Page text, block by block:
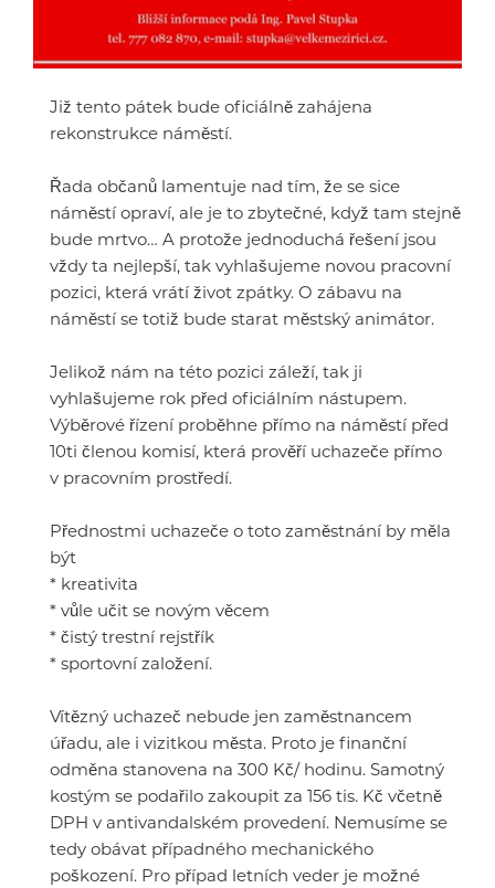
Již tento pátek bude oficiálně zahájena
rekonstrukce náměstí.
Řada občanů lamentuje nad tím, že se sice
náměstí opraví, ale je to zbytečné, když tam stejně
bude mrtvo… A protože jednoduchá řešení jsou
vždy ta nejlepší, tak vyhlašujeme novou pracovní
pozici, která vrátí život zpátky. O zábavu na
náměstí se totiž bude starat městský animátor.
Jelikož nám na této pozici záleží, tak ji
vyhlašujeme rok před oficiálním nástupem.
Výběrové řízení proběhne přímo na náměstí před
10ti členou komisí, která prověří uchazeče přímo
v pracovním prostředí.
Přednostmi uchazeče o toto zaměstnání by měla
být
* kreativita
* vůle učit se novým věcem
* čistý trestní rejstřík
* sportovní založení.
Vítězný uchazeč nebude jen zaměstnancem
úřadu, ale i vizitkou města. Proto je finanční
odměna stanovena na 300 Kč/ hodinu. Samotný
kostým se podařilo zakoupit za 156 tis. Kč včetně
DPH v antivandalském provedení. Nemusíme se
tedy obávat případného mechanického
poškození. Pro případ letních veder je možné